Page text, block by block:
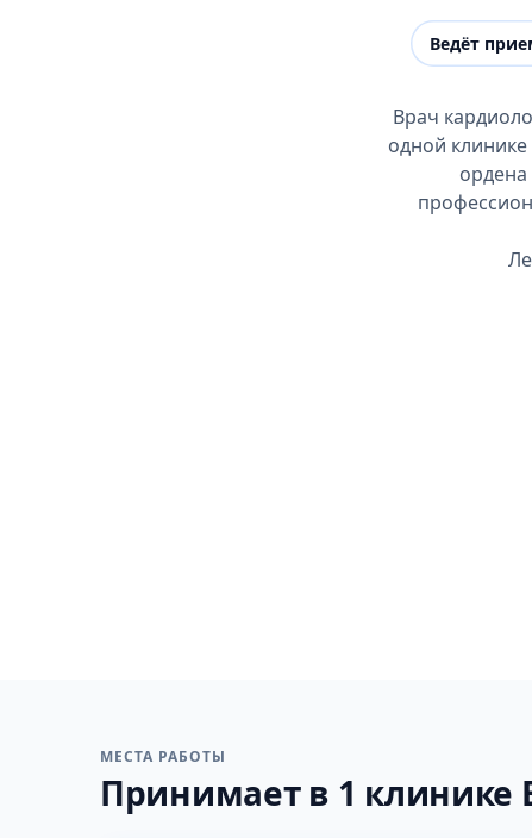
Ведёт
Врач
одной
МЕСТА РАБОТЫ
Принимает в 1 клинике